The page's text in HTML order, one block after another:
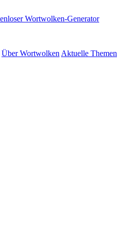
Über Wortwolken Aktuelle Themen